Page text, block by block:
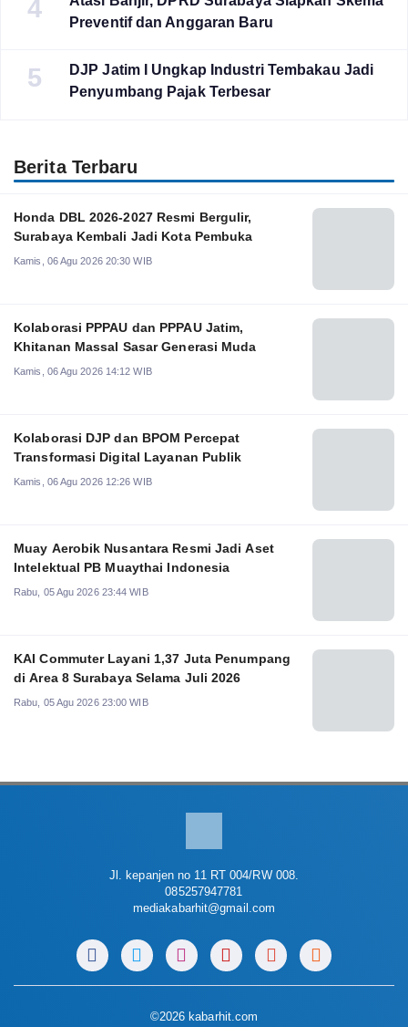
4
Preventif dan Anggaran Baru
5
DJP Jatim I Ungkap Industri Tembakau Jadi
Penyumbang Pajak Terbesar
Berita Terbaru
Honda DBL 2026-2027 Resmi Bergulir,
Surabaya Kembali Jadi Kota Pembuka
Kamis, 06 Agu 2026 20:30 WIB
Kolaborasi PPPAU dan PPPAU Jatim,
Khitanan Massal Sasar Generasi Muda
Kamis, 06 Agu 2026 14:12 WIB
Kolaborasi DJP dan BPOM Percepat
Transformasi Digital Layanan Publik
Kamis, 06 Agu 2026 12:26 WIB
Muay Aerobik Nusantara Resmi Jadi Aset
Intelektual PB Muaythai Indonesia
Rabu, 05 Agu 2026 23:44 WIB
KAI Commuter Layani 1,37 Juta Penumpang
di Area 8 Surabaya Selama Juli 2026
Rabu, 05 Agu 2026 23:00 WIB
Jl. kepanjen no 11 RT 004/RW 008.
085257947781
mediakabarhit@gmail.com
©2026 kabarhit.com